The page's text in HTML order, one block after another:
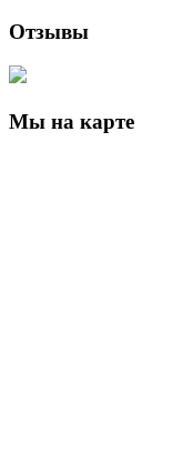
Отзывы
Мы на карте